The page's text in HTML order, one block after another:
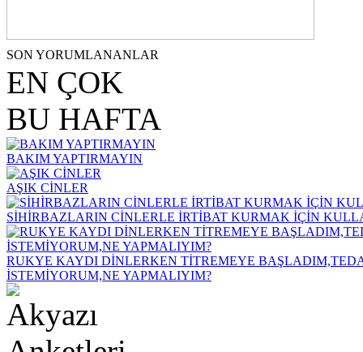
SON YORUMLANANLAR
EN ÇOK
BU HAFTA
BAKIM YAPTIRMAYIN
AŞIK CİNLER
SİHİRBAZLARIN CİNLERLE İRTİBAT KURMAK İÇİN
RUKYE KAYDI DİNLERKEN TİTREMEYE
İSTEMİYORUM,NE YAPMALIYIM?